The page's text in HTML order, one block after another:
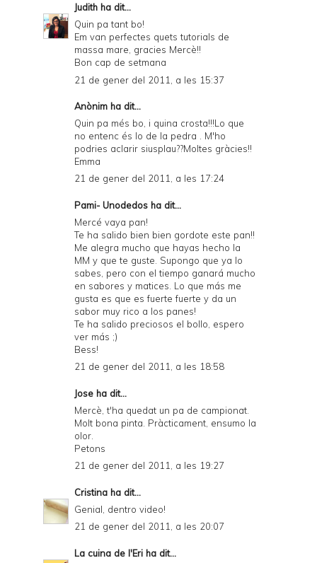
Judith ha dit...
Quin pa tant bo!
Em van perfectes quets tutorials de
massa mare, gracies Mercè!!
Bon cap de setmana
21 de gener del 2011, a les 15:37
Anònim ha dit...
Quin pa més bo, i quina crosta!!!Lo que
no entenc és lo de la pedra . M'ho
podries aclarir siusplau??Moltes gràcies!!
Emma
21 de gener del 2011, a les 17:24
Pami- Unodedos ha dit...
Mercé vaya pan!
Te ha salido bien bien gordote este pan!!
Me alegra mucho que hayas hecho la
MM y que te guste. Supongo que ya lo
sabes, pero con el tiempo ganará mucho
en sabores y matices. Lo que más me
gusta es que es fuerte fuerte y da un
sabor muy rico a los panes!
Te ha salido preciosos el bollo, espero
ver más ;)
Bess!
21 de gener del 2011, a les 18:58
Jose ha dit...
Mercè, t'ha quedat un pa de campionat.
Molt bona pinta. Pràcticament, ensumo la
olor.
Petons
21 de gener del 2011, a les 19:27
Cristina ha dit...
Genial, dentro video!
21 de gener del 2011, a les 20:07
La cuina de l'Eri ha dit...